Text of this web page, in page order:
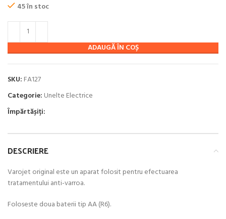
45 în stoc
ADAUGĂ ÎN COȘ
SKU: FA127
Categorie: Unelte Electrice
Împărtășiți:
DESCRIERE
Varojet original este un aparat folosit pentru efectuarea
tratamentului anti-varroa.
Foloseste doua baterii tip AA (R6).